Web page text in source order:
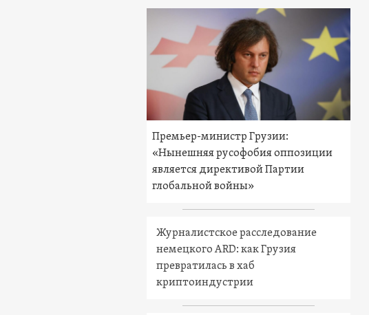
Премьер-министр Грузии:
«Нынешняя русофобия оппозиции
является директивой Партии
глобальной войны»
Журналистское расследование
немецкого ARD: как Грузия
превратилась в хаб
криптоиндустрии